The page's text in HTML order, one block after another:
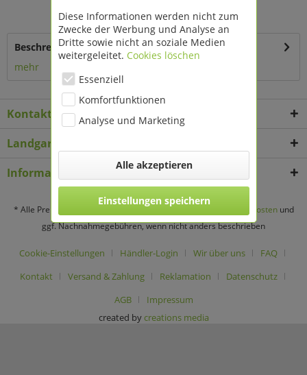
umweltfreundlich Herstellung
Beschreibung
mehr
Kontakt
Landgard Deko & Floristikbedarf
Informationen
* Alle Preise verstehen sich zzgl. Mehrwertsteuer und Versandkostenund
ggf. Nachnahmegebühren, wenn nicht anders beschrieben
Cookie-Einstellungen Händler-Login Wir über uns
FAQ
Kontakt
Versand & Zahlung Reklamation
Datenschutz
AGB
Impressum
created by creations media
Diese Informationen werden nicht zum
Zwecke der Werbung und Analyse an
Dritte sowie nicht an soziale Medien
weitergeleitet. Cookies löschen
Essenziell
Komfortfunktionen
Analyse und Marketing
Alle akzeptieren
Einstellungen speichern